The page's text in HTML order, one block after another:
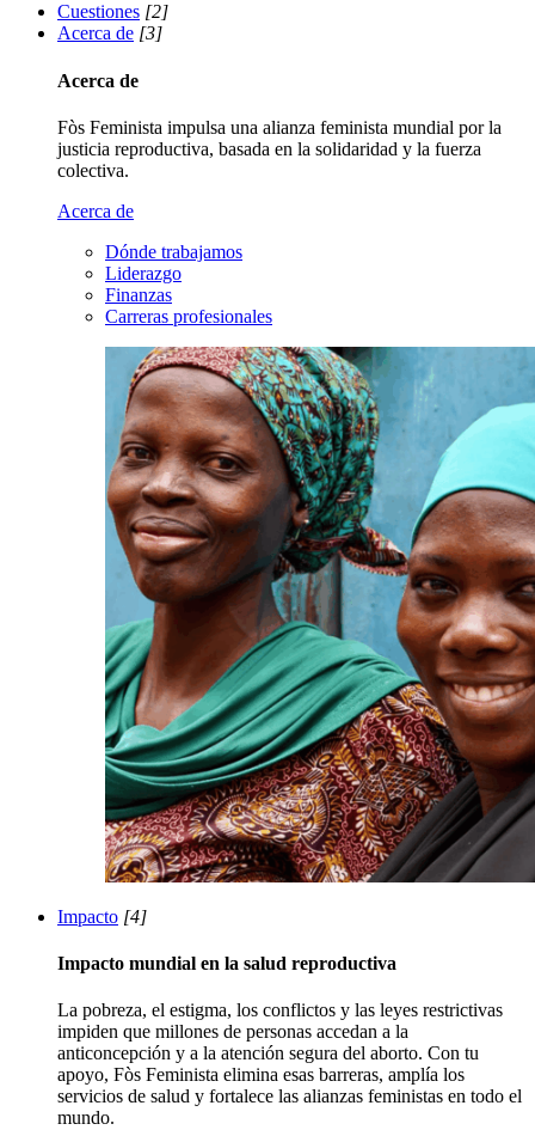
Cuestiones [2]
Acerca de [3]
Acerca de
Fòs Feminista impulsa una alianza feminista mundial por la
justicia reproductiva, basada en la solidaridad y la fuerza
colectiva.
Acerca de
Dónde trabajamos
Liderazgo
Finanzas
Carreras profesionales
Impacto [4]
Impacto mundial en la salud reproductiva
La pobreza, el estigma, los conflictos y las leyes restrictivas
impiden que millones de personas accedan a la
anticoncepción y a la atención segura del aborto. Con tu
apoyo, Fòs Feminista elimina esas barreras, amplía los
servicios de salud y fortalece las alianzas feministas en todo el
mundo.